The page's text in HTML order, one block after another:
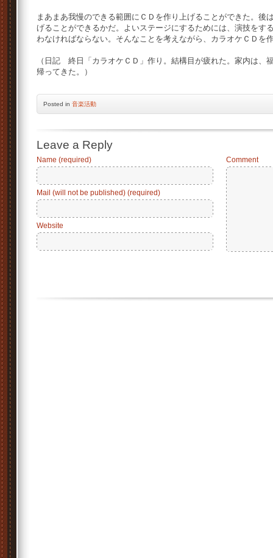
まあまあ我慢のできる範囲にＣＤを作り上げることができた。後
げることができるかだ。よいステージにするためには、演技をす
わなければならない。そんなことを考えながら、カラオケＣＤを
（日記 終日「カラオケＣＤ」作り。結構目が疲れた。家内は、
帰ってきた。）
Posted in 音楽活動
Leave a Reply
Name (required)
Mail (will not be published) (required)
Website
Comment